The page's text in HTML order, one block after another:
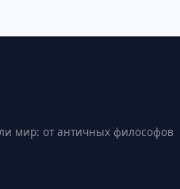
мир: от античных философов